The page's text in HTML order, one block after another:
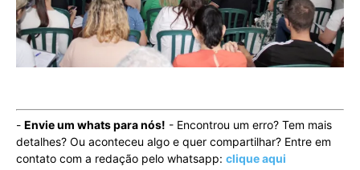
- Envie um whats para nós! - Encontrou um erro? Tem mais
detalhes? Ou aconteceu algo e quer compartilhar? Entre em
contato com a redação pelo whatsapp: clique aqui